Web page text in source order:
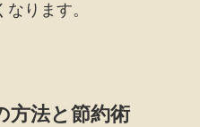
ります。
方法と節約術